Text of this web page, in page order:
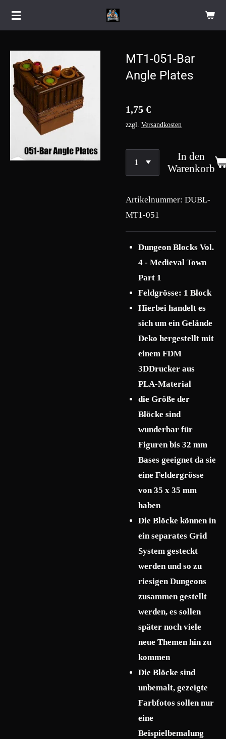
Zum
MT1-051-Bar
Angle Plates
1,75 €
zzgl. Versandkosten
In den
Warenkorb
Artikelnummer: DUBL-
MT1-051
Dungeon Blocks Vol.
4 - Medieval Town
Part 1
Feldgrösse: 1 Block
Hierbei handelt es
sich um ein Gelände
Deko hergestellt mit
einem FDM
3DDrucker aus
PLA-Material
die Größe der
Blöcke sind
wunderbar für
Figuren bis 32 mm
Bases geeignet da sie
eine Feldergrösse
von 35 x 35 mm
haben
Die Blöcke können in
ein separates Grid
System gesteckt
werden und so zu
riesigen Dungeons
zusammen gestellt
werden, es sollen
später noch viele
neue Themen hin zu
kommen
Die Blöcke sind
unbemalt, gezeigte
Farbfotos sollen nur
eine
Beispielbemalung